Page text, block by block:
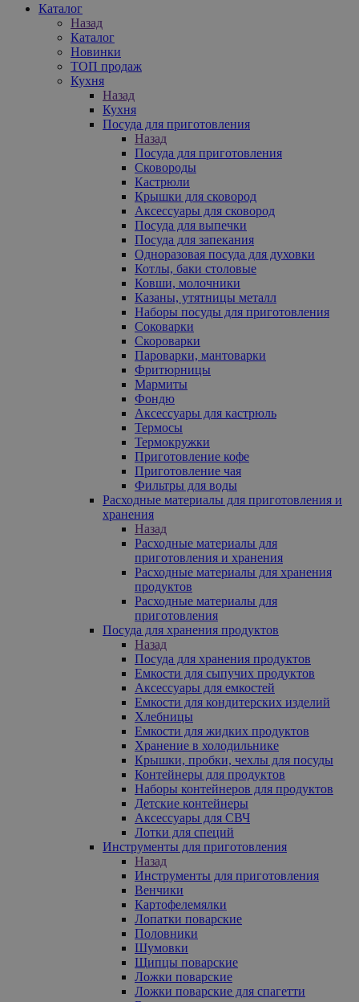
Каталог
Назад
Каталог
Новинки
ТОП продаж
Кухня
Назад
Кухня
Посуда для приготовления
Назад
Посуда для приготовления
Сковороды
Кастрюли
Крышки для сковород
Аксессуары для сковород
Посуда для выпечки
Посуда для запекания
Одноразовая посуда для духовки
Котлы, баки столовые
Ковши, молочники
Казаны, утятницы металл
Наборы посуды для приготовления
Соковарки
Скороварки
Пароварки, мантоварки
Фритюрницы
Мармиты
Фондю
Аксессуары для кастрюль
Термосы
Термокружки
Приготовление кофе
Приготовление чая
Фильтры для воды
Расходные материалы для приготовления и
хранения
Назад
Расходные материалы для
приготовления и хранения
Расходные материалы для хранения
продуктов
Расходные материалы для
приготовления
Посуда для хранения продуктов
Назад
Посуда для хранения продуктов
Емкости для сыпучих продуктов
Аксессуары для емкостей
Емкости для кондитерских изделий
Хлебницы
Емкости для жидких продуктов
Хранение в холодильнике
Крышки, пробки, чехлы для посуды
Контейнеры для продуктов
Наборы контейнеров для продуктов
Детские контейнеры
Аксессуары для СВЧ
Лотки для специй
Инструменты для приготовления
Назад
Инструменты для приготовления
Венчики
Картофелемялки
Лопатки поварские
Половники
Шумовки
Щипцы поварские
Ложки поварские
Ложки поварские для спагетти